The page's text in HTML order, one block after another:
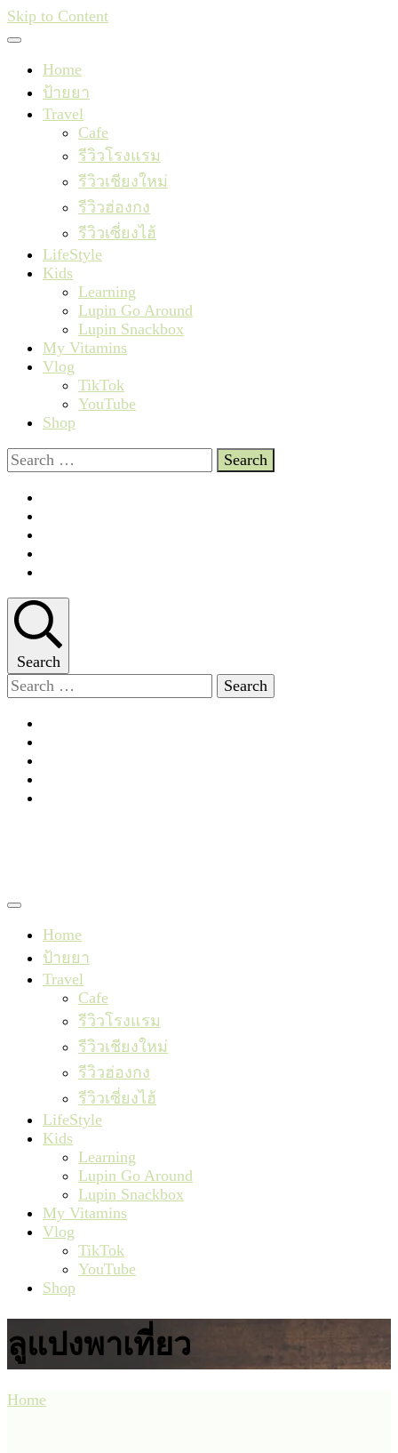
Skip to Content
Home
ป้ายยา
Travel
Cafe
รีวิวโรงแรม
รีวิวเชียงใหม่
รีวิวฮ่องกง
รีวิวเซี่ยงไฮ้
LifeStyle
Kids
Learning
Lupin Go Around
Lupin Snackbox
My Vitamins
Vlog
TikTok
YouTube
Shop
Search
for:
Search
Search
for:
Home
ป้ายยา
Travel
Cafe
รีวิวโรงแรม
รีวิวเชียงใหม่
รีวิวฮ่องกง
รีวิวเซี่ยงไฮ้
LifeStyle
Kids
Learning
Lupin Go Around
Lupin Snackbox
My Vitamins
Vlog
TikTok
YouTube
Shop
ลูแปงพาเที่ยว
Home